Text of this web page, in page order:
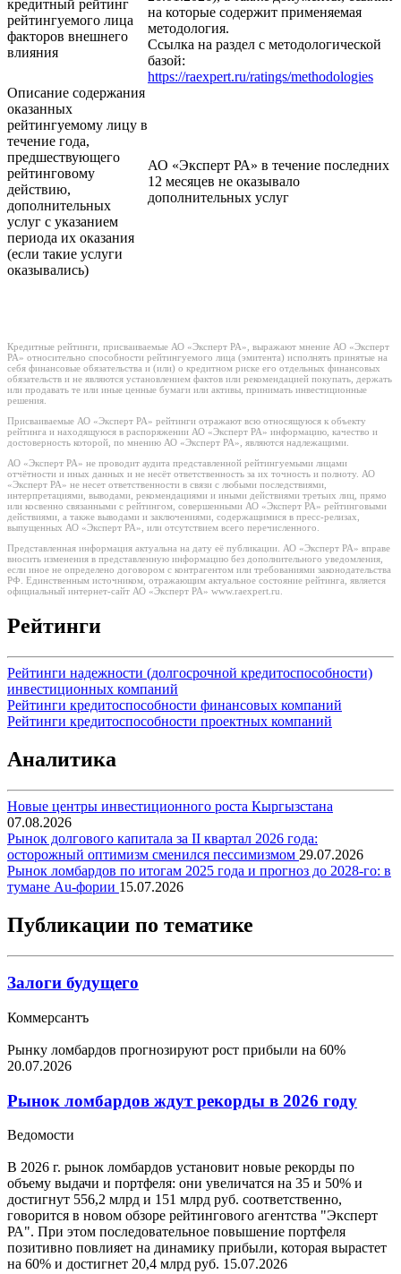
кредитный рейтинг
рейтингуемого лица
факторов внешнего
влияния
на которые содержит применяемая
методология.
Ссылка на раздел с методологической
базой:
https://raexpert.ru/ratings/methodologies
Описание содержания
оказанных
рейтингуемому лицу в
течение года,
предшествующего
рейтинговому
действию,
дополнительных
услуг с указанием
периода их оказания
(если такие услуги
оказывались)
АО «Эксперт РА» в течение последних
12 месяцев не оказывало
дополнительных услуг
Кредитные рейтинги, присваиваемые АО «Эксперт РА», выражают мнение АО «Эксперт
РА» относительно способности рейтингуемого лица (эмитента) исполнять принятые на
себя финансовые обязательства и (или) о кредитном риске его отдельных финансовых
обязательств и не являются установлением фактов или рекомендацией покупать, держать
или продавать те или иные ценные бумаги или активы, принимать инвестиционные
решения.
Присваиваемые АО «Эксперт РА» рейтинги отражают всю относящуюся к объекту
рейтинга и находящуюся в распоряжении АО «Эксперт РА» информацию, качество и
достоверность которой, по мнению АО «Эксперт РА», являются надлежащими.
АО «Эксперт РА» не проводит аудита представленной рейтингуемыми лицами
отчётности и иных данных и не несёт ответственность за их точность и полноту. АО
«Эксперт РА» не несет ответственности в связи с любыми последствиями,
интерпретациями, выводами, рекомендациями и иными действиями третьих лиц, прямо
или косвенно связанными с рейтингом, совершенными АО «Эксперт РА» рейтинговыми
действиями, а также выводами и заключениями, содержащимися в пресс-релизах,
выпущенных АО «Эксперт РА», или отсутствием всего перечисленного.
Представленная информация актуальна на дату её публикации. АО «Эксперт РА» вправе
вносить изменения в представленную информацию без дополнительного уведомления,
если иное не определено договором с контрагентом или требованиями законодательства
РФ. Единственным источником, отражающим актуальное состояние рейтинга, является
официальный интернет-сайт АО «Эксперт РА» www.raexpert.ru.
Рейтинги
Рейтинги надежности (долгосрочной кредитоспособности)
инвестиционных компаний
Рейтинги кредитоспособности финансовых компаний
Рейтинги кредитоспособности проектных компаний
Аналитика
Новые центры инвестиционного роста Кыргызстана
07.08.2026
Рынок долгового капитала за II квартал 2026 года:
осторожный оптимизм сменился пессимизмом 29.07.2026
Рынок ломбардов по итогам 2025 года и прогноз до 2028-го: в
тумане Au-фории 15.07.2026
Публикации по тематике
Залоги будущего
Коммерсантъ
Рынку ломбардов прогнозируют рост прибыли на 60%
20.07.2026
Рынок ломбардов ждут рекорды в 2026 году
Ведомости
В 2026 г. рынок ломбардов установит новые рекорды по
объему выдачи и портфеля: они увеличатся на 35 и 50% и
достигнут 556,2 млрд и 151 млрд руб. соответственно,
говорится в новом обзоре рейтингового агентства "Эксперт
РА". При этом последовательное повышение портфеля
позитивно повлияет на динамику прибыли, которая вырастет
на 60% и достигнет 20,4 млрд руб. 15.07.2026